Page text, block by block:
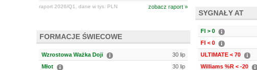
raport 2026/Q1, dane w tys. PLN zobacz raport »
SYGNAŁY AT
FI > 0
FI < 0
ULTIMATE < 70
Williams %R < -20
FORMACJE ŚWIECOWE
Wzrostowa Ważka Doji
30 lip
Młot
30 lip